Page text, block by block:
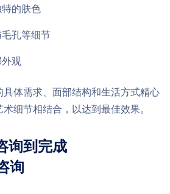
的肤色
孔等细节
观
体需求、面部结构和生活方式精心
细节相结合，以达到最佳效果。
询到完成
询